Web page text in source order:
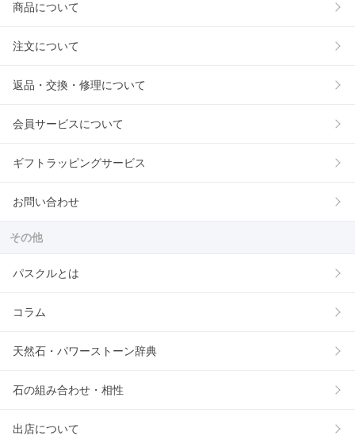
商品について
注文について
返品・交換・修理について
会員サービスについて
ギフトラッピングサービス
お問い合わせ
その他
パスクルとは
コラム
天然石・パワーストーン辞典
石の組み合わせ・相性
出店について